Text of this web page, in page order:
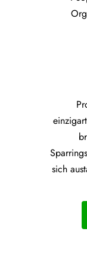
sich